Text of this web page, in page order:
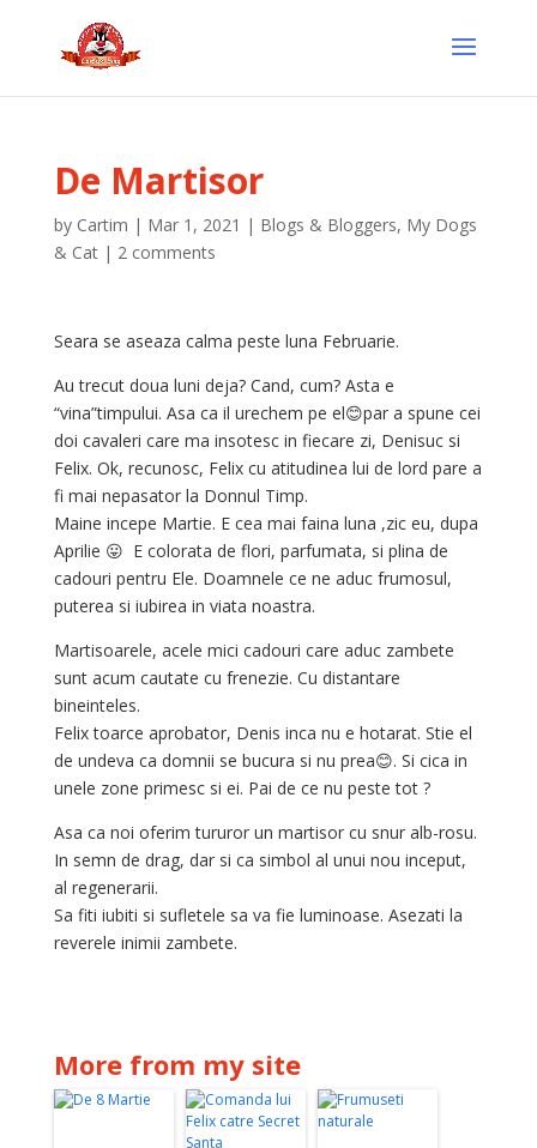
De Martisor
by Cartim | Mar 1, 2021 | Blogs & Bloggers, My Dogs
& Cat| 2 comments
Seara se aseaza calma peste luna Februarie.
Au trecut doua luni deja? Cand, cum? Asta e
“vina”timpului. Asa ca il urechem pe el😊par a spune cei
doi cavaleri care ma insotesc in fiecare zi, Denisuc si
Felix. Ok, recunosc, Felix cu atitudinea lui de lord pare a
fi mai nepasator la Donnul Timp.
Maine incepe Martie. E cea mai faina luna ,zic eu, dupa
Aprilie 😛 E colorata de flori, parfumata, si plina de
cadouri pentru Ele. Doamnele ce ne aduc frumosul,
puterea si iubirea in viata noastra.
Martisoarele, acele mici cadouri care aduc zambete
sunt acum cautate cu frenezie. Cu distantare
bineinteles.
Felix toarce aprobator, Denis inca nu e hotarat. Stie el
de undeva ca domnii se bucura si nu prea😊. Si cica in
unele zone primesc si ei. Pai de ce nu peste tot ?
Asa ca noi oferim tururor un martisor cu snur alb-rosu.
In semn de drag, dar si ca simbol al unui nou inceput,
al regenerarii.
Sa fiti iubiti si sufletele sa va fie luminoase. Asezati la
reverele inimii zambete.
More from my site